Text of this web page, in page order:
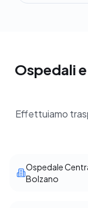
Ospedali
Effettuiamo
Ospedale
Bolzano